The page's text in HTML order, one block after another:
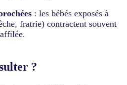
: les bébés exposés à
fratrie) contractent souvent
?